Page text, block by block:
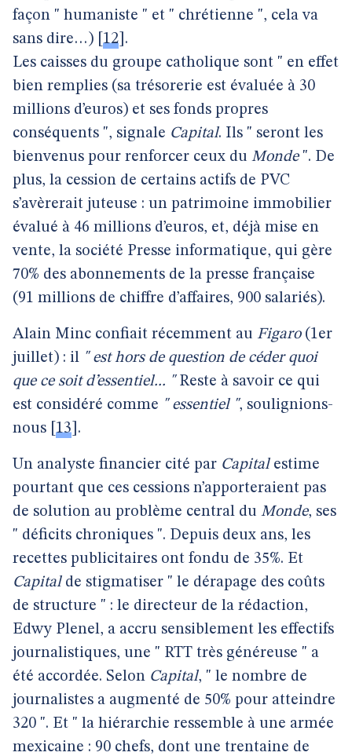
façon " humaniste " et " chrétienne ", cela va
sans dire…) 12 .
Les caisses du groupe catholique sont " en effet
bien remplies (sa trésorerie est évaluée à 30
millions d’euros) et ses fonds propres
conséquents ", signale Capital. Ils " seront les
bienvenus pour renforcer ceux du Monde". De
plus, la cession de certains actifs de PVC
s’avèrerait juteuse : un patrimoine immobilier
évalué à 46 millions d’euros, et, déjà mise en
vente, la société Presse informatique, qui gère
70% des abonnements de la presse française
(91 millions de chiffre d’affaires, 900 salariés).
Alain Minc confiait récemment au Figaro(1er
juillet) : il " est hors de question de céder quoi
que ce soit d’essentiel... "Reste à savoir ce qui
est considéré comme " essentiel ", soulignions-
nous 13 .
Un analyste financier cité par Capitalestime
pourtant que ces cessions n’apporteraient pas
de solution au problème central du Monde, ses
" déficits chroniques ". Depuis deux ans, les
recettes publicitaires ont fondu de 35%. Et
Capitalde stigmatiser " le dérapage des coûts
de structure " : le directeur de la rédaction,
Edwy Plenel, a accru sensiblement les effectifs
journalistiques, une " RTT très généreuse " a
été accordée. Selon Capital, " le nombre de
journalistes a augmenté de 50% pour atteindre
320 ". Et " la hiérarchie ressemble à une armée
mexicaine : 90 chefs, dont une trentaine de